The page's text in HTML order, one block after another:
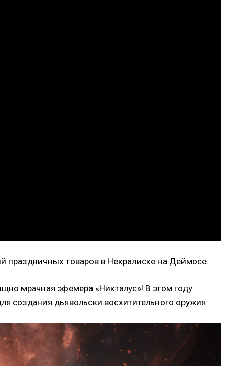
праздничных товаров в Некралиске на Деймосе.
мрачная эфемера «Никталус»! В этом году
создания дьявольски восхитительного оружия.